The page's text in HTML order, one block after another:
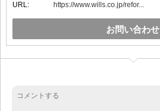
URL:
https://www.wills.co.jp/refor...
お問い合わせ